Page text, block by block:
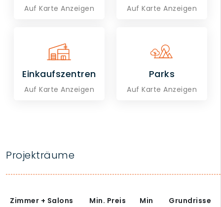
Auf Karte Anzeigen Auf Karte Anzeigen
Einkaufszentren
Auf Karte Anzeigen
Parks
Auf Karte Anzeigen
Projekträume
Zimmer + Salons Min. Preis
Min
Grundrisse